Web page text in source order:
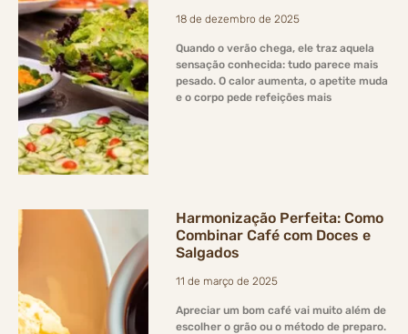
18 de dezembro de 2025
Quando o verão chega, ele traz aquela
sensação conhecida: tudo parece mais
pesado. O calor aumenta, o apetite muda
e o corpo pede refeições mais
Harmonização Perfeita: Como
Combinar Café com Doces e
Salgados
11 de março de 2025
Apreciar um bom café vai muito além de
escolher o grão ou o método de preparo.